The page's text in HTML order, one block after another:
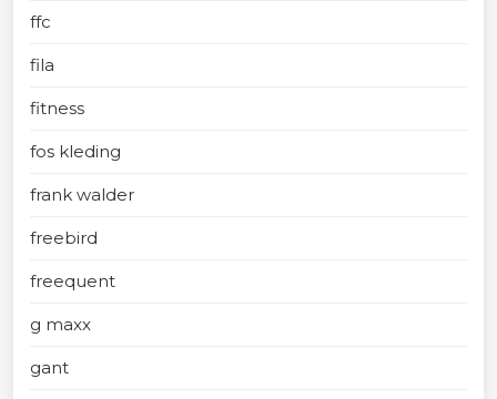
ffc
fila
fitness
fos kleding
frank walder
freebird
freequent
g maxx
gant